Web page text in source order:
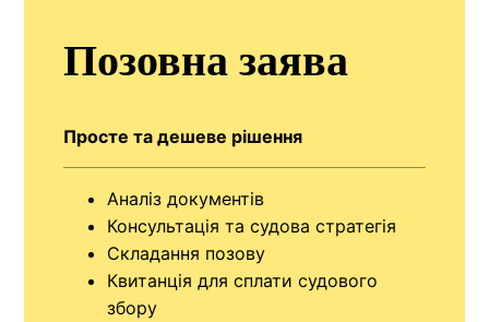
Позовна заява
Просте та дешеве рішення
Аналіз документів
Консультація та судова стратегія
Складання позову
Квитанція для сплати судового
збору